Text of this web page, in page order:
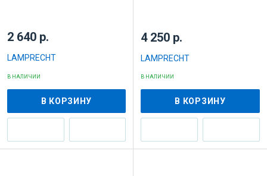
2 640 р.
LAMPRECHT
В НАЛИЧИИ
В КОРЗИНУ
4 250 р.
LAMPRECHT
В НАЛИЧИИ
В КОРЗИНУ